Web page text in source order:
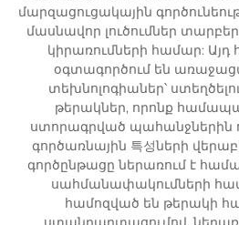
մարզացուցակային
մասնավոր լուծումներ
կիրառումների համար:
օգտագործում են
տեխնոլոգիաներ՝
թերակներ, որոնք
ստորագրված պահանջներին
գործառնային 특성ների
գործընթացը ներառում է
սահմանափակումների
համոզված են թերակի